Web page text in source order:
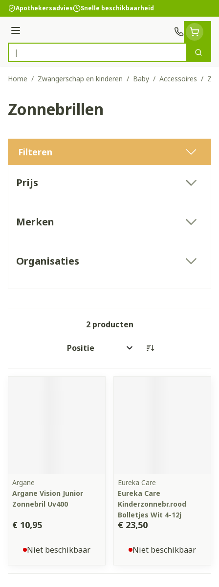
Ga naar de inhoud
Apothekersadvies Snelle beschikbaarheid
Menu
Product, merk, categorie...
Zoek
Home / Zwangerschap en kinderen / Baby / Accessoires /
Zonnebrillen
Filteren
Prijs
Merken
Organisaties
2producten
Sorteer op:
Argane
Argane Vision Junior
Zonnebril Uv400
€ 10,95
Niet beschikbaar
Eureka Care
Eureka Care
Kinderzonnebr.rood
Bolletjes Wit 4-12j
€ 23,50
Niet beschikbaar